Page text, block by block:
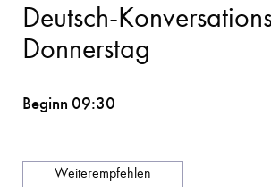
Deutsch-
Donnerstag
Beginn 09:30
Weiterempfehlen